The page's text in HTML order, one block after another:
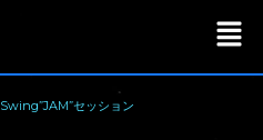
Swing”JAM”セッション